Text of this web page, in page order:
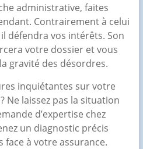
administrative, faites
Contrairement à celui
défendra vos intérêts. Son
votre dossier et vous
gravité des désordres.
inquiétantes sur votre
Ne laissez pas la situation
d’expertise chez
un diagnostic précis
à votre assurance.